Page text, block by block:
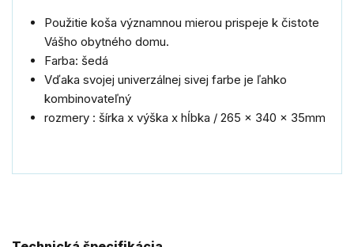
Použitie koša významnou mierou prispeje k čistote
Vášho obytného domu.
Farba: šedá
Vďaka svojej univerzálnej sivej farbe je ľahko
kombinovateľný
rozmery : šírka x výška x hĺbka / 265 x 340 x 35mm